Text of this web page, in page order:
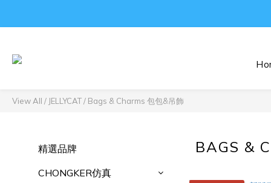
View All / JELLYCAT/ Bags & Charms 包包&吊飾
精選品牌
CHONGKER仿真
BAGS &